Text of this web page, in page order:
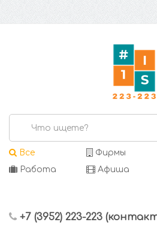
Все Фирмы
Работа
Афиша
+7 (3952) 223-223